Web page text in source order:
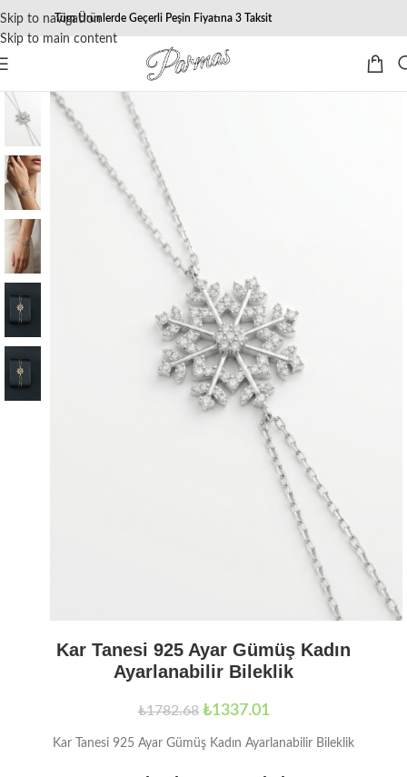
Skip to navigation
Skip to main content
Tüm Ürünlerde Geçerli Peşin Fiyatına 3 Taksit
Kar Tanesi 925 Ayar Gümüş Kadın
Ayarlanabilir Bileklik
₺1782.68 ₺1337.01
Kar Tanesi 925 Ayar Gümüş Kadın Ayarlanabilir Bileklik